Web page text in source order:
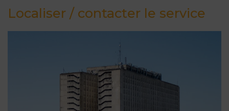
Localiser / contacter le service